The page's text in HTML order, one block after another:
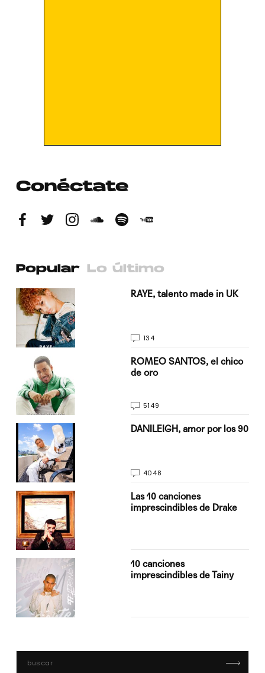
Conéctate
Popular Lo último
RAYE, talento made in UK
134
ROMEO SANTOS, el chico
de oro
5149
DANILEIGH, amor por los 90
4048
Las 10 canciones
imprescindibles de Drake
10 canciones
imprescindibles de Tainy